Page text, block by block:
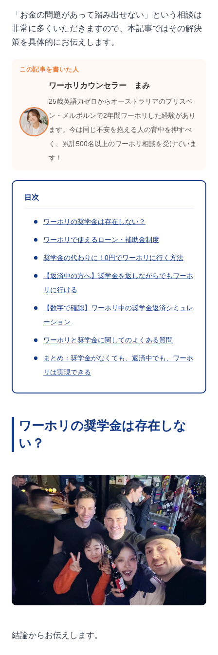
「お金の問題があって踏み出せない」という相談は
非常に多くいただきますので、本記事ではその解決
策を具体的にお伝えします。
この記事を書いた人
ワーホリカウンセラー まみ
25歳英語力ゼロからオーストラリアのブリスベ
ン・メルボルンで2年間ワーホリした経験があり
ます。今は同じ不安を抱える人の背中を押すべ
く、累計500名以上のワーホリ相談を受けていま
す！
目次
ワーホリの奨学金は存在しない？
ワーホリで使えるローン・補助金制度
奨学金の代わりに！0円でワーホリに行く方法
【返済中の方へ】奨学金を返しながらでもワーホ
リに行ける
【数字で確認】ワーホリ中の奨学金返済シミュレ
ーション
ワーホリと奨学金に関してのよくある質問
まとめ：奨学金がなくても、返済中でも、ワーホ
リは実現できる
ワーホリの奨学金は存在しな
い？
結論からお伝えします。